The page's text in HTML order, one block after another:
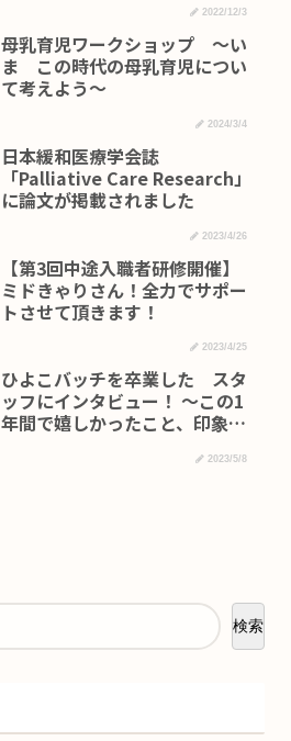
2022/12/3
母乳育児ワークショップ ～い
ま この時代の母乳育児につい
て考えよう～
2024/3/4
日本緩和医療学会誌
「Palliative Care Research」
に論文が掲載されました
2023/4/26
【第3回中途入職者研修開催】
ミドきゃりさん！全力でサポー
トさせて頂きます！
2023/4/25
ひよこバッチを卒業した スタ
ッフにインタビュー！ ～この1
年間で嬉しかったこと、印象に
2023/5/8
検索